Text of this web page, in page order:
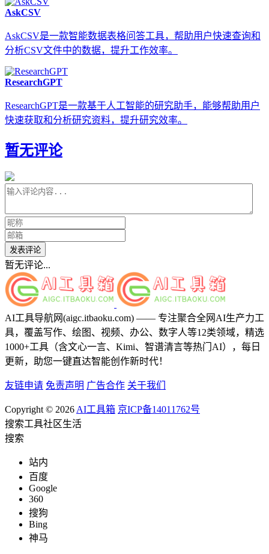
AskCSV
AskCSV是一款智能数据表格问答工具，帮助用户快速查询和
分析CSV文件中的数据，提升工作效率。
ResearchGPT
ResearchGPT是一款基于人工智能的研究助手，能够帮助用户
快速获取和分析研究资料，提升研究效率。
暂无评论
发表评论
暂无评论...
AI工具导航网(aigc.itbaoku.com) —— 专注聚合全网AI生产力工
具，覆盖写作、绘图、视频、办公、数字人等12类领域，精选
1000+工具（含文心一言、Kimi、智谱清言等热门AI），每日
更新，助您一键直达智能创作新时代！
友链申请 免责声明 广告合作 关于我们
Copyright © 2026 AI工具箱 京ICP备14011762号
搜索工具社区生活
搜索
站内
百度
Google
360
搜狗
Bing
神马